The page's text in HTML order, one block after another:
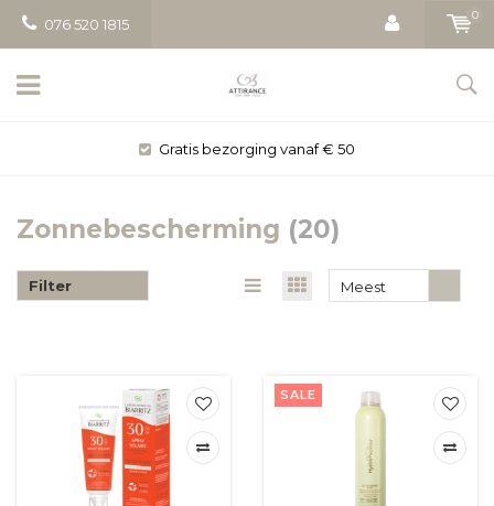
076 520 1815
0
Gratis bezorging vanaf € 50
Zonnebescherming (20)
Filter
Meest
SALE